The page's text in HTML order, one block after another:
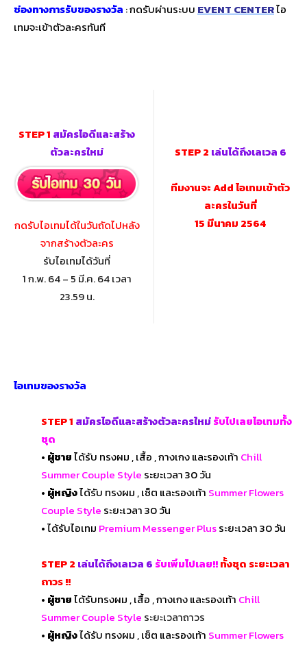
ช่องทางการรับของรางวัล : กดรับผ่านระบบ EVENT CENTERไอ
เทมจะเข้าตัวละครทันที
STEP 1 สมัครไอดีและสร้าง
ตัวละครใหม่
กดรับไอเทมได้ในวันถัดไปหลัง
จากสร้างตัวละคร
รับไอเทมได้วันที่
1 ก.พ. 64 – 5 มี.ค. 64 เวลา
23.59 น.
STEP 2 เล่นได้ถึงเลเวล 6
ทีมงานจะ Add ไอเทมเข้าตัว
ละครในวันที่
15 มีนาคม 2564
ไอเทมของรางวัล
STEP 1 สมัครไอดีและสร้างตัวละครใหม่รับไปเลยไอเทมทั้ง
ชุด
• ผู้ชายได้รับ ทรงผม , เสื้อ , กางเกง และรองเท้า Chill
Summer Couple Style ระยะเวลา 30 วัน
• ผู้หญิงได้รับ ทรงผม , เซ็ต และรองเท้า Summer Flowers
Couple Style ระยะเวลา 30 วัน
•ได้รับไอเทม Premium Messenger Plusระยะเวลา 30 วัน
STEP 2 เล่นได้ถึงเลเวล 6 รับเพิ่มไปเลย!!ทั้งชุด ระยะเวลา
ถาวร !!
• ผู้ชายได้รับทรงผม , เสื้อ , กางเกง และรองเท้า Chill
Summer Couple Style ระยะเวลาถาวร
• ผู้หญิงได้รับ ทรงผม , เซ็ต และรองเท้า Summer Flowers